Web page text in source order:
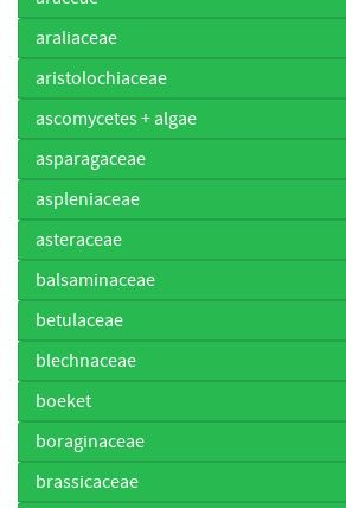
araliaceae
aristolochiaceae
ascomycetes + algae
asparagaceae
aspleniaceae
asteraceae
balsaminaceae
betulaceae
blechnaceae
boeket
boraginaceae
brassicaceae